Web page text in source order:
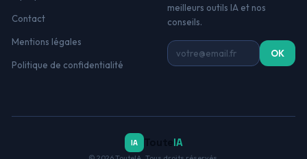
Contact
Mentions légales
Politique de confidentialité
meilleurs outils IA et nos
conseils.
Adresse email OK
IA Toute IA